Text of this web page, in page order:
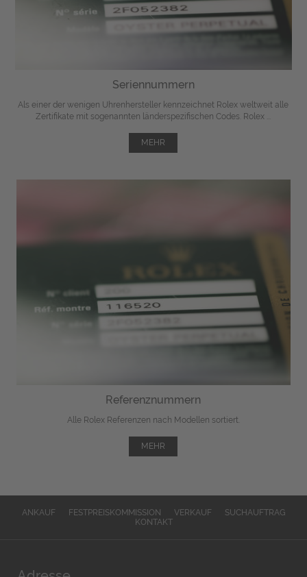
Seriennummern
Als einer der wenigen Uhrenhersteller kennzeichnet Rolex weltweit alle
Zertifikate mit sogenannten länderspezifischen Codes. Rolex ...
MEHR
Referenznummern
Alle Rolex Referenzen nach Modellen sortiert.
MEHR
ANKAUF FESTPREISKOMMISSION VERKAUF
SUCHAUFTRAG
KONTAKT